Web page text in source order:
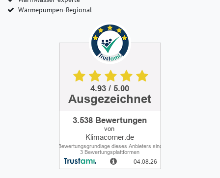
Wärmepumpen-Regional